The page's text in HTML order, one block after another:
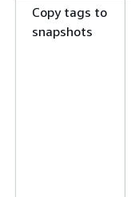
Copy tags to
snapshots